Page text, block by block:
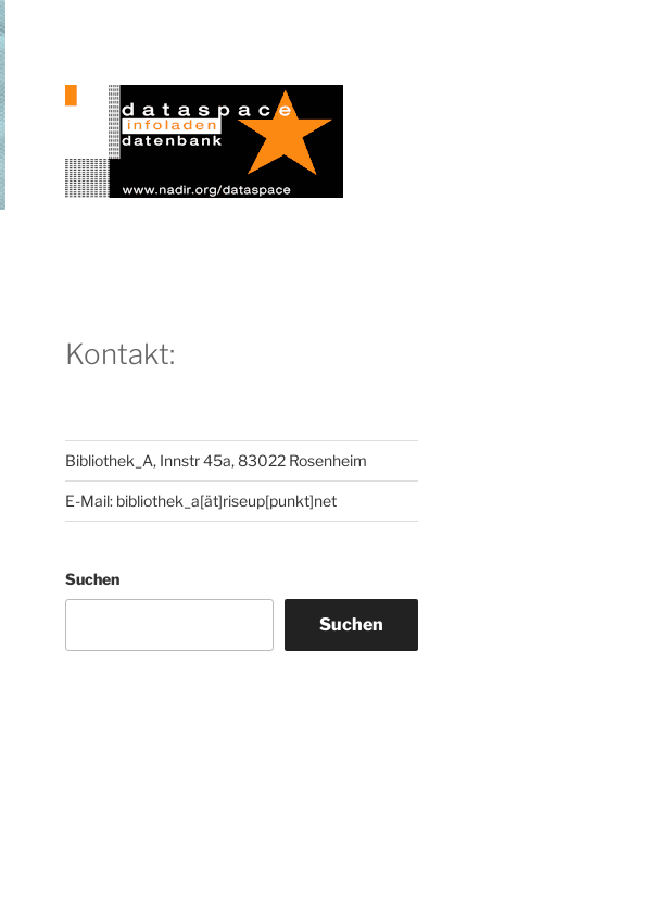
Kontakt:
Bibliothek_A, Innstr 45a, 83022 Rosenheim
E-Mail: bibliothek_a[ät]riseup[punkt]net
Suchen
Suchen